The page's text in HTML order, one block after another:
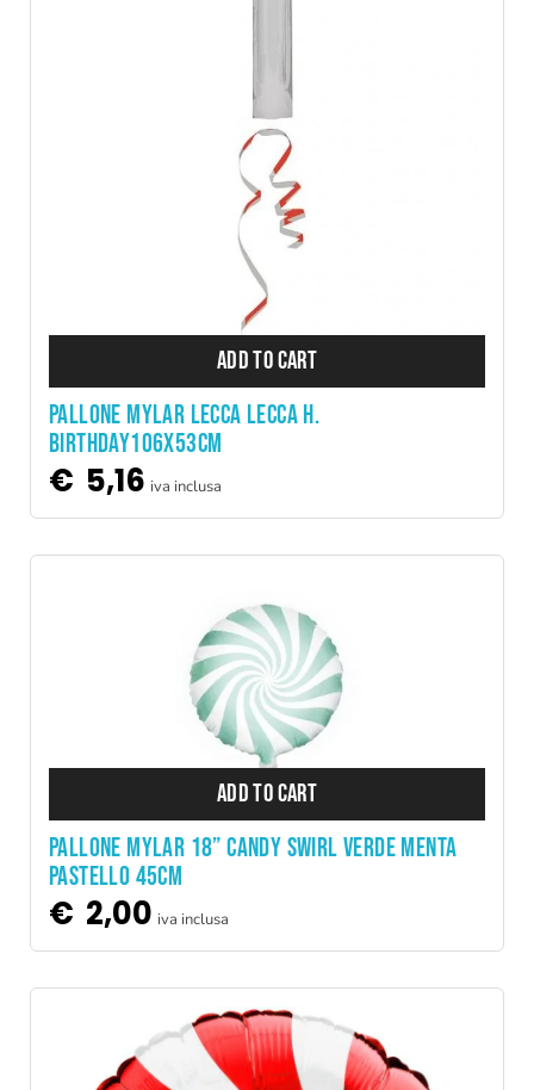
ADD TO CART
PALLONE MYLAR LECCA LECCA H.
BIRTHDAY106X53CM
€ 5,16 iva inclusa
ADD TO CART
PALLONE MYLAR 18” CANDY SWIRL VERDE MENTA
PASTELLO 45CM
€ 2,00 iva inclusa